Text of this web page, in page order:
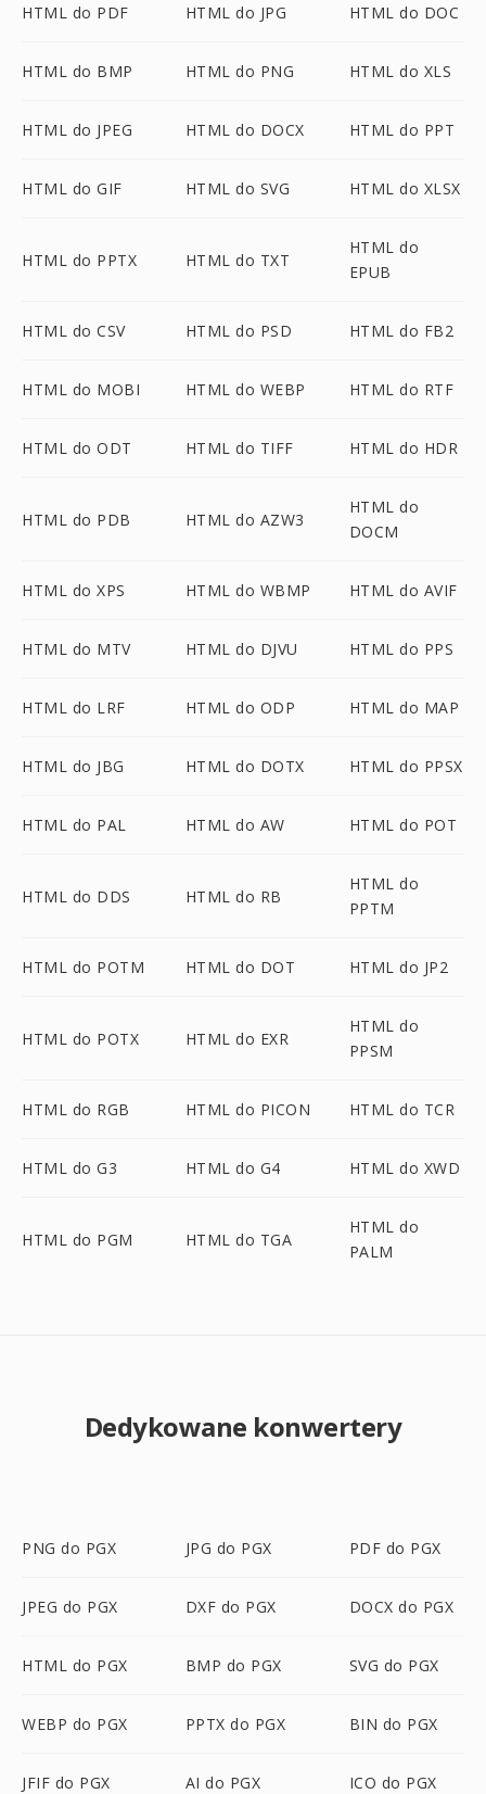
HTML do PDF HTML do JPG HTML do DOC
HTML do BMP HTML do PNG HTML do XLS
HTML do JPEG HTML do DOCX HTML do PPT
HTML do GIF HTML do SVG HTML do XLSX
HTML do PPTX HTML do TXT
HTML do
EPUB
HTML do CSV HTML do PSD HTML do FB2
HTML do MOBI HTML do WEBP HTML do RTF
HTML do ODT HTML do TIFF HTML do HDR
HTML do PDB HTML do AZW3
HTML do
DOCM
HTML do XPS HTML do WBMP HTML do AVIF
HTML do MTV HTML do DJVU HTML do PPS
HTML do LRF HTML do ODP HTML do MAP
HTML do JBG HTML do DOTX HTML do PPSX
HTML do PAL HTML do AW HTML do POT
HTML do DDS HTML do RB
HTML do
PPTM
HTML do POTM HTML do DOT HTML do JP2
HTML do POTX HTML do EXR
HTML do
PPSM
HTML do RGB HTML do PICON HTML do TCR
HTML do G3 HTML do G4 HTML do XWD
HTML do PGM HTML do TGA
HTML do
PALM
Dedykowane konwertery
PNG do PGX JPG do PGX PDF do PGX
JPEG do PGX DXF do PGX DOCX do PGX
HTML do PGX BMP do PGX SVG do PGX
WEBP do PGX PPTX do PGX BIN do PGX
JFIF do PGX AI do PGX ICO do PGX